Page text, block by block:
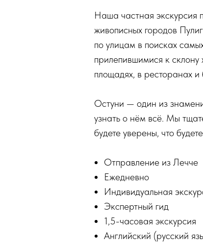
Наша частная экскурсия
живописных городов
по улицам в поисках
прилепившимися к
площадях, в ресторанах
Остуни — один из
узнать о нём всё. Мы
будете уверены, что
Отправление из Лечче
Ежедневно
Индивидуальная
Экспертный гид
1,5-часовая экскурсия
Английский (русский